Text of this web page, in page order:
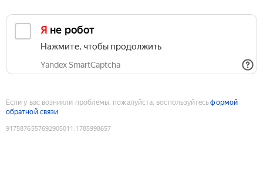
Я не робот
Нажмите, чтобы продолжить
Yandex SmartCaptcha
Если у вас возникли проблемы, пожалуйста, воспользуйтесьформой
обратной связи
9175876557692905011 :1785998657